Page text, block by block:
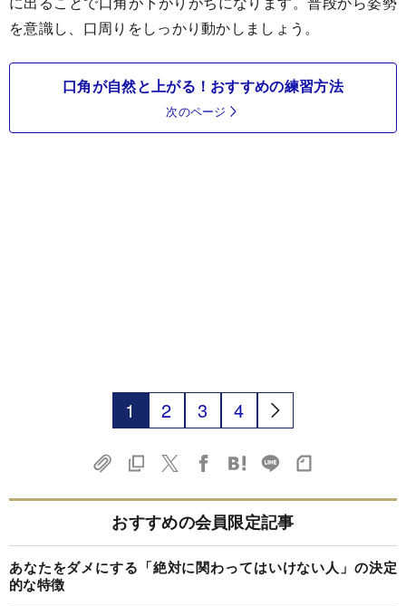
を意識し、口周りをしっかり動かしましょう。
口角が自然と上がる！おすすめの練習方法
次のページ
1 2 3 4
おすすめの会員限定記事
あなたをダメにする「絶対に関わってはいけない人」の決定
的な特徴